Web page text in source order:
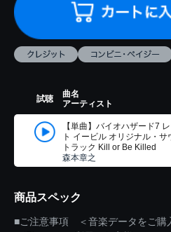
試聴
曲名
アーティスト
【単曲】バイオハザード7
ト イービル オリジナル・サ
トラック Kill or Be Killed
森本章之
商品スペック
■ご注意事項 ＜音楽データをご購